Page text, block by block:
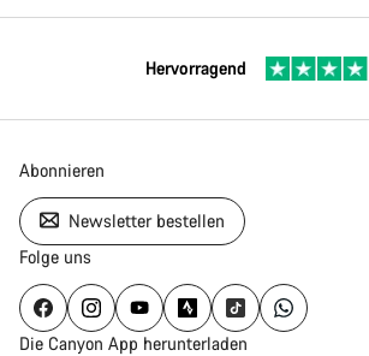
Hervorragend
Abonnieren
Newsletter bestellen
Folge uns
Die Canyon App herunterladen